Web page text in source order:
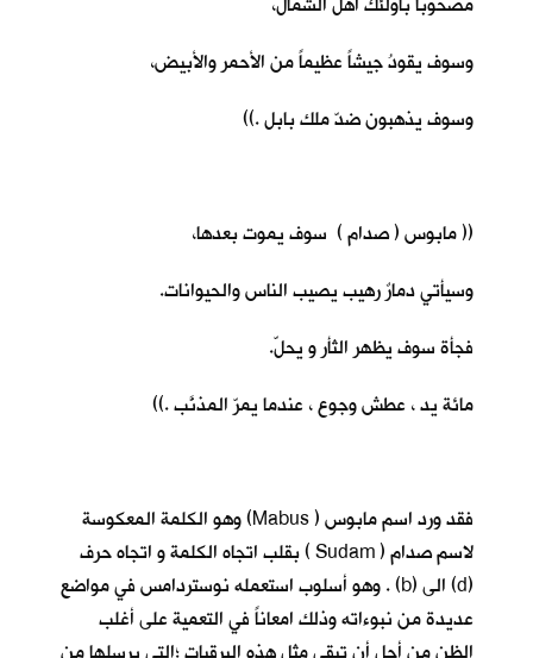
وسوف يقودُ جيشاً عظيماً من الأحمر والأبيض،
وسوف يذهبون ضدّ ملك بابل .))
(( مابوس ( صدام ) سوف يموت بعدها،
وسيأتي دمارٌ رهيب يصيب الناس والحيوانات.
فجأة سوف يظهر الثأر و يحلّ.
مائة يد ، عطش وجوع ، عندما يمرّ المذنَّب .))
فقد ورد اسم مابوس ( Mabus) وهو الكلمة المعكوسة
لاسم صدام ( Sudam ) بقلب اتجاه الكلمة و اتجاه حرف
(d) الى (b) . وهو أسلوب استعمله نوستردامس في مواضع
عديدة من نبوءاته وذلك امعاناً في التعمية على أغلب